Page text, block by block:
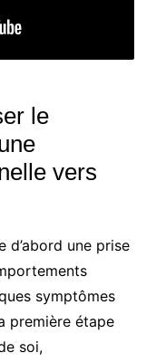
le
vers
d’abord une prise
symptômes
première étape
soi,